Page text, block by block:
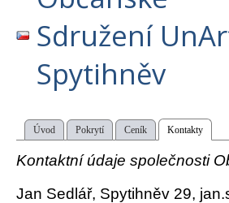
Sdružení
Spytihněv
Úvod Pokrytí Ceník Kontakty
Kontaktní údaje společnosti
Jan Sedlář, Spytihněv 29,